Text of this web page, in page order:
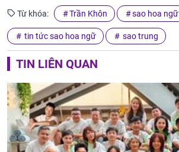
Từ khóa: Trần Khôn sao hoa ngữ
tin tức sao hoa ngữ sao trung
TIN LIÊN QUAN